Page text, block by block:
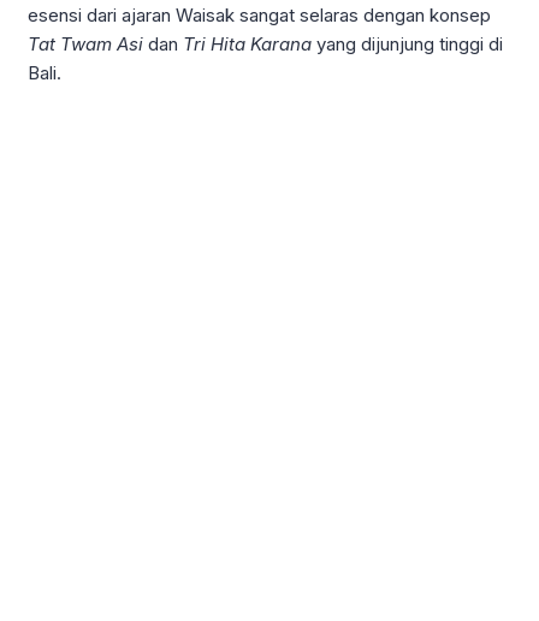
esensi dari ajaran Waisak sangat selaras dengan konsep
Tat Twam Asi dan Tri Hita Karana yang dijunjung tinggi di
Bali.